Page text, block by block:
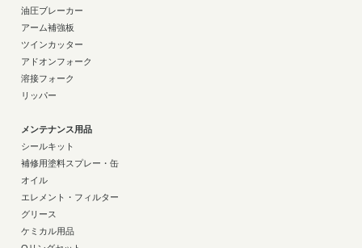
油圧ブレーカー
アーム補強板
ツインカッター
アドオンフォーク
溶接フォーク
リッパー
メンテナンス用品
シールキット
補修用塗料スプレー・缶
オイル
エレメント・フィルター
グリース
ケミカル用品